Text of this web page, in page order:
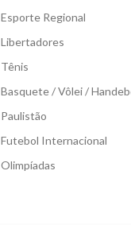
Esporte Regional
Libertadores
Tênis
Basquete / Vôlei /
Paulistão
Futebol Internacional
Olimpíadas